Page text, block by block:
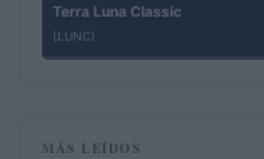
Terra Luna Classic
(LUNC)
MÁS LEÍDOS